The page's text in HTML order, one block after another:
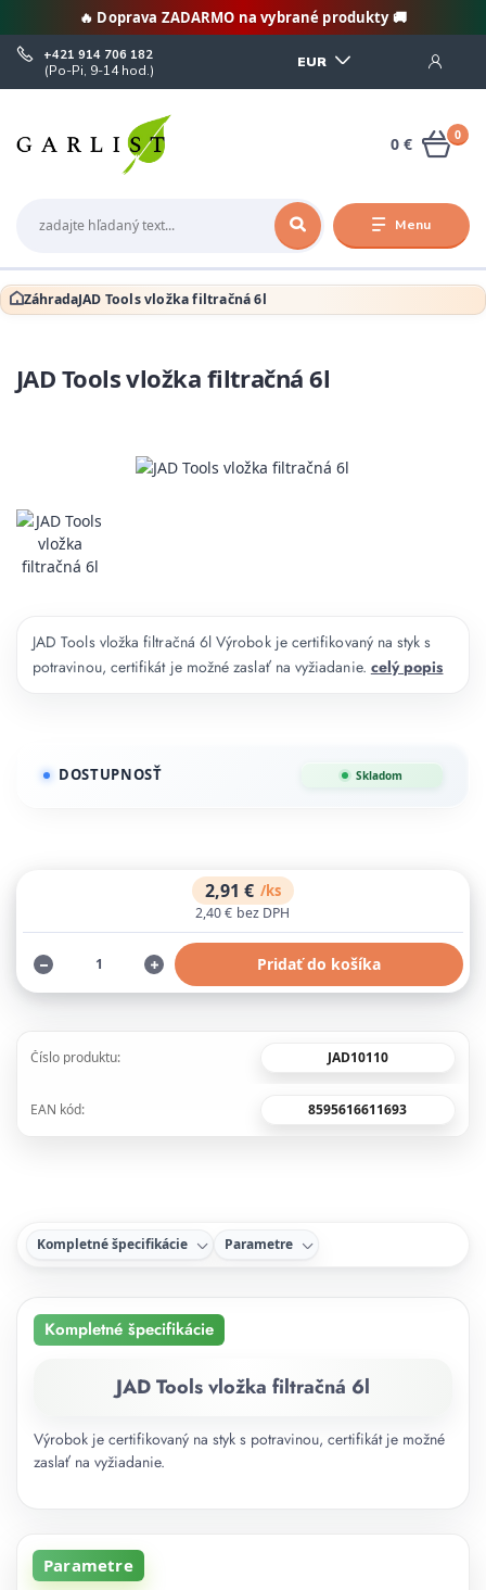
🔥 Doprava ZADARMO na vybrané produkty 🚚
Menu
EUR
+421 914 706 182
(Po-Pi, 9-14 hod.)
0
0 €
ZáhradaJAD Tools vložka filtračná 6l
JAD Tools vložka filtračná 6l
JAD Tools vložka filtračná 6l Výrobok je certifikovaný na styk s
potravinou, certifikát je možné zaslať na vyžiadanie. celý popis
DOSTUPNOSŤ Skladom
2,91 € /ks
2,40 € bez DPH
Pridať do košíka
Číslo produktu: JAD10110
EAN kód: 8595616611693
Kompletné špecifikácie Parametre
Kompletné špecifikácie
JAD Tools vložka filtračná 6l
Výrobok je certifikovaný na styk s potravinou, certifikát je možné
zaslať na vyžiadanie.
Parametre